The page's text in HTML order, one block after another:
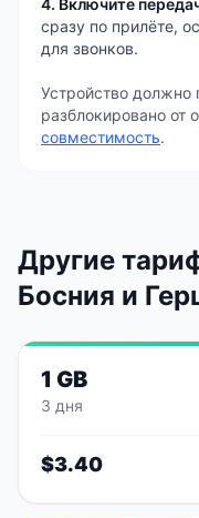
4. Включите
сразу по прилёте,
для звонков.
Устройство должно
разблокировано от
совместимость.
Другие
Босния и
1 GB
3 дня
$3.40